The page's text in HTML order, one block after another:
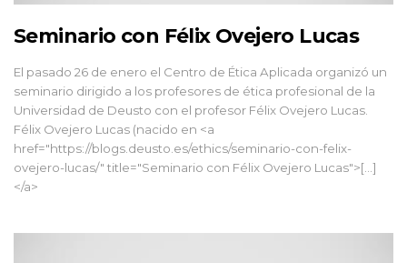
Seminario con Félix Ovejero Lucas
El pasado 26 de enero el Centro de Ética Aplicada organizó un
seminario dirigido a los profesores de ética profesional de la
Universidad de Deusto con el profesor Félix Ovejero Lucas.
Félix Ovejero Lucas (nacido en <a
href="https://blogs.deusto.es/ethics/seminario-con-felix-
ovejero-lucas/" title="Seminario con Félix Ovejero Lucas">[...]
</a>